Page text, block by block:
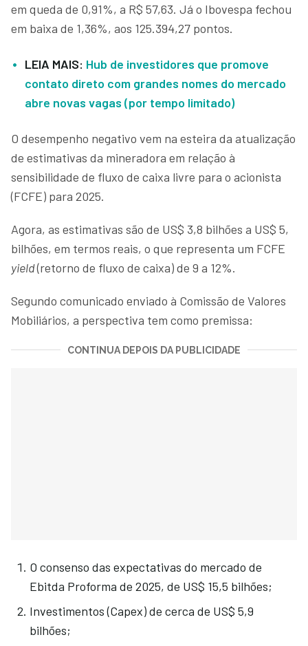
em queda de 0,91%, a R$ 57,63. Já o Ibovespa fechou
em baixa de 1,36%, aos 125.394,27 pontos.
LEIA MAIS: Hub de investidores que promove
contato direto com grandes nomes do mercado
abre novas vagas (por tempo limitado)
O desempenho negativo vem na esteira da atualização
de estimativas da mineradora em relação à
sensibilidade de fluxo de caixa livre para o acionista
(FCFE) para 2025.
Agora, as estimativas são de US$ 3,8 bilhões a US$ 5,
bilhões, em termos reais, o que representa um FCFE
yield(retorno de fluxo de caixa) de 9 a 12%.
Segundo comunicado enviado à Comissão de Valores
Mobiliários, a perspectiva tem como premissa:
CONTINUA DEPOIS DA PUBLICIDADE
O consenso das expectativas do mercado de
Ebitda Proforma de 2025, de US$ 15,5 bilhões;
Investimentos (Capex) de cerca de US$ 5,9
bilhões;